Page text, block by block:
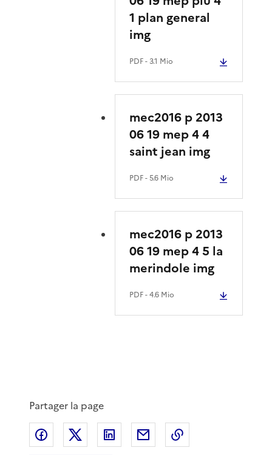
1 plan general
img
PDF- 3.1 Mio
mec2016 p 2013
06 19 mep 4 4
saint jean img
PDF- 5.6 Mio
mec2016 p 2013
06 19 mep 4 5 la
merindole img
PDF- 4.6 Mio
Partager la page
Partager sur Facebook
Partager sur XPartager sur LinkedIn
Partager par email